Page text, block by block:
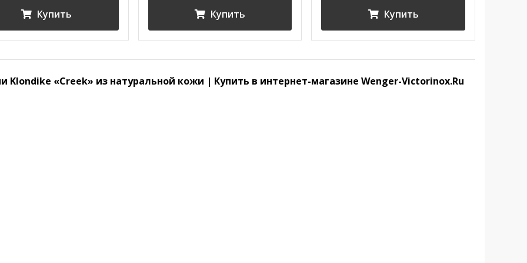
Купить Купить Купить
Klondike «Creek» из натуральной кожи | Купить в интернет-магазине Wenger-Victorinox.Ru